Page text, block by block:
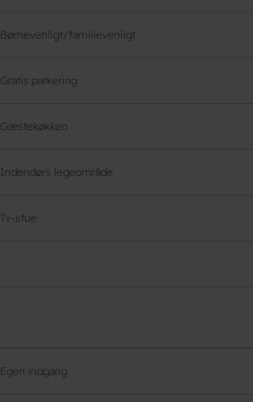
Børnevenligt/familievenligt
Gratis parkering
Gæstekøkken
Indendørs legeområde
Tv-stue
Egen indgang